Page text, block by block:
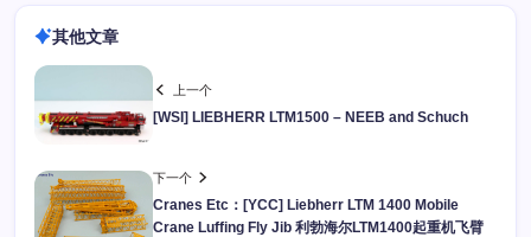
其他文章
上一个
[WSI] LIEBHERR LTM1500 – NEEB and Schuch
下一个
Cranes Etc：[YCC] Liebherr LTM 1400 Mobile
Crane Luffing Fly Jib 利勃海尔LTM1400起重机飞臂